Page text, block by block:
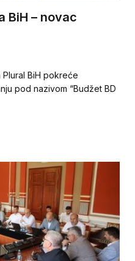
BiH – novac
BiH pokreće
pod nazivom “Budžet BD